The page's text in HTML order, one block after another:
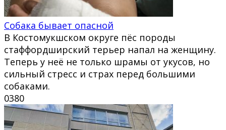
Собака бывает опасной
В Костомукшском округе пёс породы
стаффордширский терьер напал на женщину.
Теперь у неё не только шрамы от укусов, но
сильный стресс и страх перед большими
собаками.
0380